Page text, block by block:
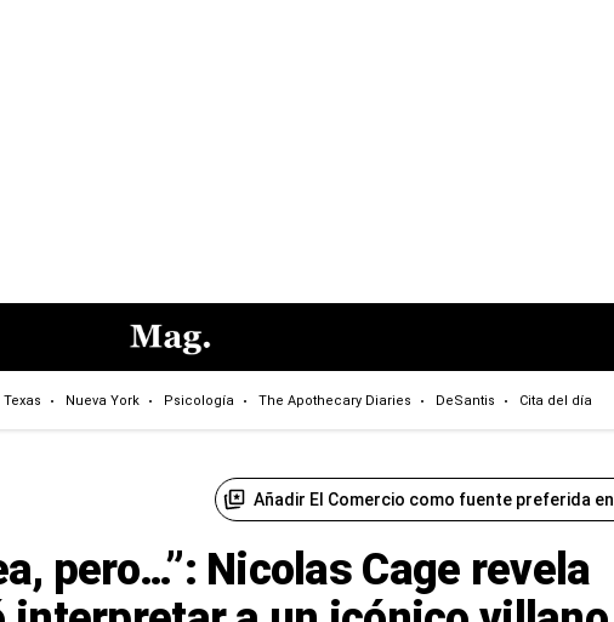
Texas Nueva York Psicología The Apothecary Diaries DeSantis Cita del día
Añadir El Comercio como fuente preferida en
pero…”: Nicolas Cage revela